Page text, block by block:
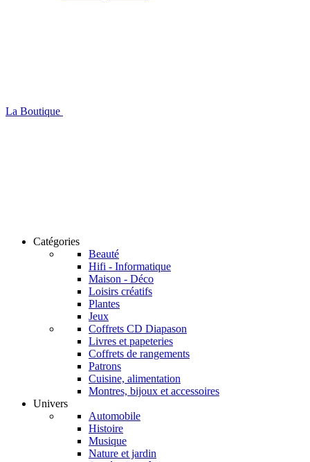
La Boutique
Catégories
Beauté
Hifi - Informatique
Maison - Déco
Loisirs créatifs
Plantes
Jeux
Coffrets CD Diapason
Livres et papeteries
Coffrets de rangements
Patrons
Cuisine, alimentation
Montres, bijoux et accessoires
Univers
Automobile
Histoire
Musique
Nature et jardin